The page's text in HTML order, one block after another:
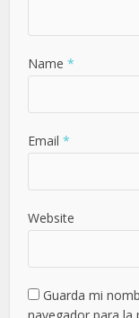
Name *
Email *
Website
Guarda mi
navegador para la